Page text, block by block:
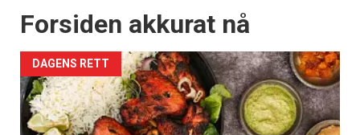
Forsiden akkurat nå
DAGENS RETT